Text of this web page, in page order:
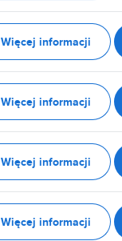
Więcej informacji
Więcej informacji
Więcej informacji
Więcej informacji